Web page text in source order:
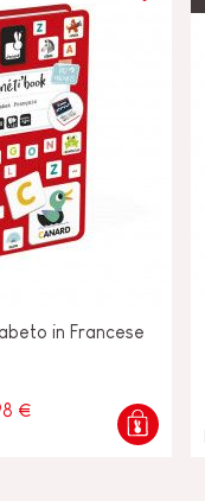
in Francese
€